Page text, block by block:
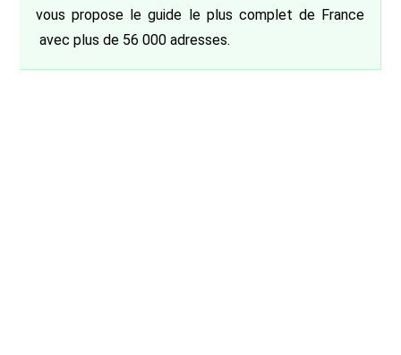
vous propose le guide le plus complet de France
avec plus de 56 000 adresses.